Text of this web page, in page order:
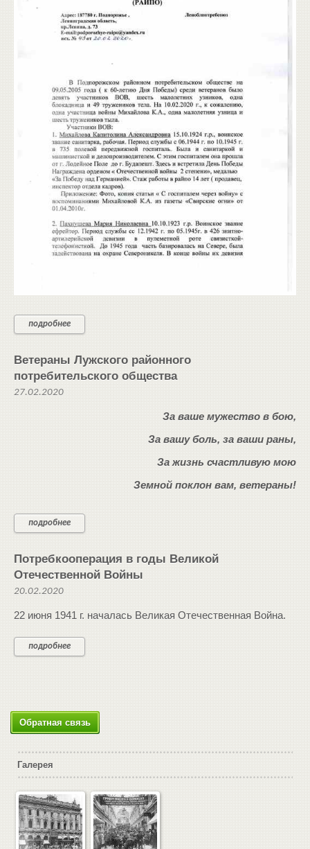
подробнее
Ветераны Лужского районного
потребительского общества
27.02.2020
За ваше мужество в бою,
За вашу боль, за ваши раны,
За жизнь счастливую мою
Земной поклон вам, ветераны!
подробнее
Потребкооперация в годы Великой
Отечественной Войны
20.02.2020
22 июня 1941 г. началась Великая Отечественная Война.
подробнее
Обратная связь
Галерея